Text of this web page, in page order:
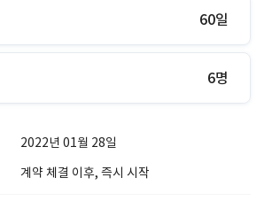
60일
6명
2022년 01월 28일
계약 체결 이후, 즉시 시작